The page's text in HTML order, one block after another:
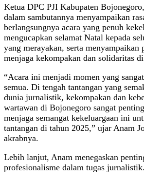
Ketua DPC PJI Kabupaten
dalam sambutannya menyampaikan
berlangsungnya acara yang penuh
mengucapkan selamat Natal kepada
yang merayakan, serta menyampaikan
menjaga kekompakan dan solidaritas
“Acara ini menjadi momen yang
semua. Di tengah tantangan yang
dunia jurnalistik, kekompakan dan
wartawan di Bojonegoro sangat
menjaga semangat kekeluargaan ini
tantangan di tahun 2025,” ujar Anam
akrabnya.
Lebih lanjut, Anam menegaskan
profesionalisme dalam tugas jurnalistik.